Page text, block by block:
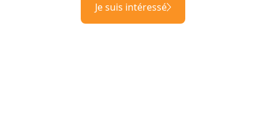
Je suis intéressé